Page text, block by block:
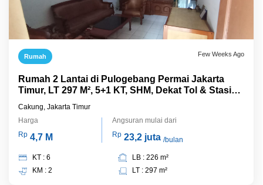
Rumah Few Weeks Ago
Rumah 2 Lantai di Pulogebang Permai Jakarta
Timur, LT 297 M², 5+1 KT, SHM, Dekat Tol & Stasiun
Cakung, Jakarta Timur
Harga
Rp 4,7 M
Angsuran mulai dari
Rp 23,2 juta /bulan
KT : 6
KM : 2
LB : 226 m²
LT : 297 m²